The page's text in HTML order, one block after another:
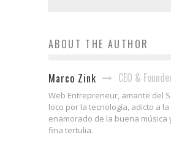
ABOUT THE AUTHOR
Marco Zink CEO &
Web Entrepreneur, amante del
loco por la tecnología, adicto a
enamorado de la buena música
fina tertulia.